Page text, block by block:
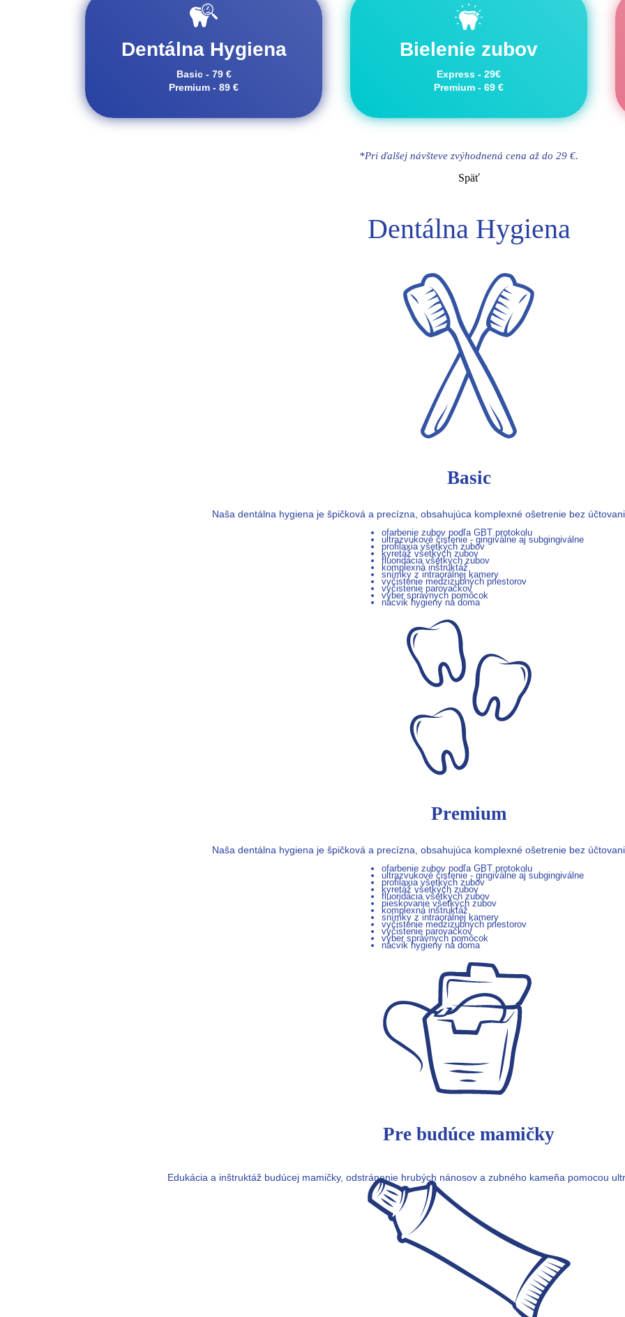
Dentálna Hygiena
Basic - 79 €
Premium - 89 €
Bielenie zubov
Express - 29€
Premium - 69 €
*Pri ďalšej návšteve zvýhodnená cena až do 29 €.
Späť
Dentálna Hygiena
Basic
Naša dentálna hygiena je špičková a precízna, obsahujúca komplexné ošetrenie bez
ofarbenie zubov podľa GBT protokolu
ultrazvukové čistenie - gingiválne aj subgingiválne
profilaxia všetkých zubov
kyretáž všetkých zubov
fluoridácia všetkých zubov
komplexná inštruktáž
snímky z intraorálnej kamery
vyčistenie medzizubných priestorov
vyčistenie parovačkov
výber správnych pomôcok
nácvik hygieny na doma
Premium
Naša dentálna hygiena je špičková a precízna, obsahujúca komplexné ošetrenie bez
ofarbenie zubov podľa GBT protokolu
ultrazvukové čistenie - gingiválne aj subgingiválne
profilaxia všetkých zubov
kyretáž všetkých zubov
fluoridácia všetkých zubov
pieskovanie všetkých zubov
komplexná inštruktáž
snímky z intraorálnej kamery
vyčistenie medzizubných priestorov
vyčistenie parovačkov
výber správnych pomôcok
nácvik hygieny na doma
Pre budúce mamičky
Edukácia a inštruktáž budúcej mamičky, odstránenie hrubých nánosov a zubného kameňa pomocou